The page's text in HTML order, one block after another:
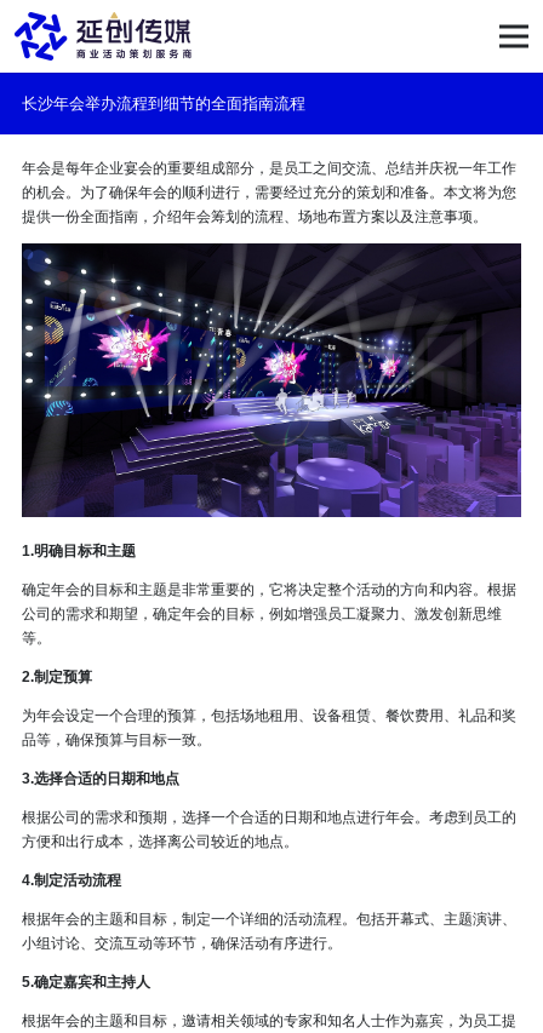
长沙年会举办流程到细节的全面指南流程
年会是每年企业宴会的重要组成部分，是员工之间交流、总结并庆祝一年工作
的机会。为了确保年会的顺利进行，需要经过充分的策划和准备。本文将为您
提供一份全面指南，介绍年会筹划的流程、场地布置方案以及注意事项。
1.明确目标和主题
确定年会的目标和主题是非常重要的，它将决定整个活动的方向和内容。根据
公司的需求和期望，确定年会的目标，例如增强员工凝聚力、激发创新思维
等。
2.制定预算
为年会设定一个合理的预算，包括场地租用、设备租赁、餐饮费用、礼品和奖
品等，确保预算与目标一致。
3.选择合适的日期和地点
根据公司的需求和预期，选择一个合适的日期和地点进行年会。考虑到员工的
方便和出行成本，选择离公司较近的地点。
4.制定活动流程
根据年会的主题和目标，制定一个详细的活动流程。包括开幕式、主题演讲、
小组讨论、交流互动等环节，确保活动有序进行。
5.确定嘉宾和主持人
根据年会的主题和目标，邀请相关领域的专家和知名人士作为嘉宾，为员工提